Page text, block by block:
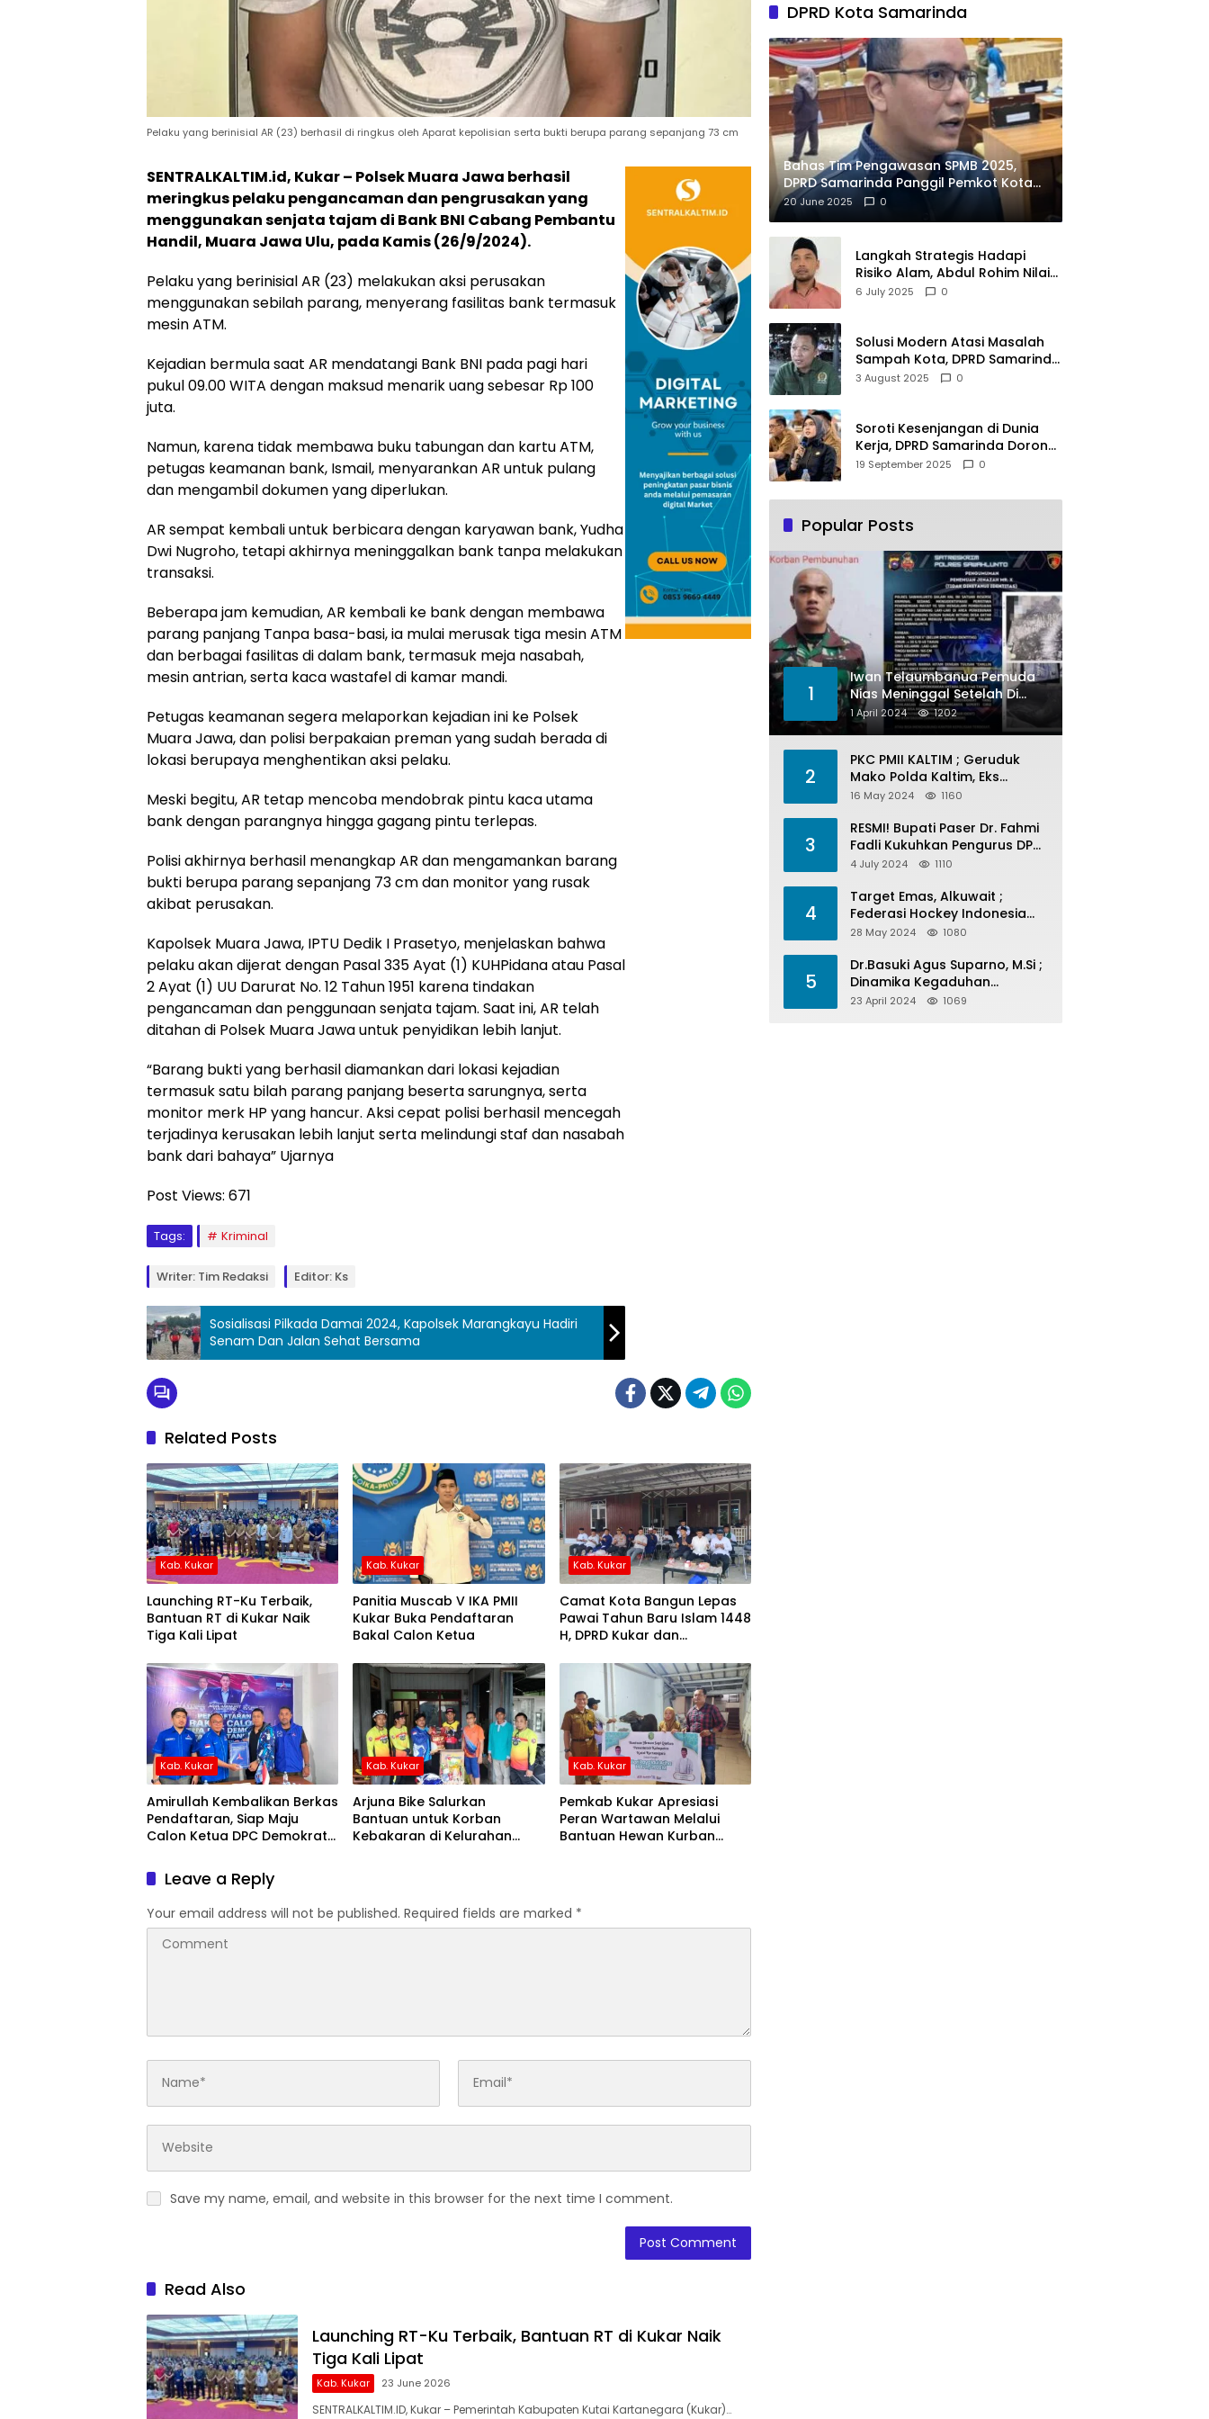
Pelaku yang berinisial AR (23) berhasil di ringkus oleh Aparat kepolisian serta bukti berupa parang sepanjang 73 cm
SENTRALKALTIM.id, Kukar – Polsek Muara Jawa berhasil
meringkus pelaku pengancaman dan pengrusakan yang
menggunakan senjata tajam di Bank BNI Cabang Pembantu
Handil, Muara Jawa Ulu, pada Kamis (26/9/2024).
Pelaku yang berinisial AR (23) melakukan aksi perusakan
menggunakan sebilah parang, menyerang fasilitas bank termasuk
mesin ATM.
Kejadian bermula saat AR mendatangi Bank BNI pada pagi hari
pukul 09.00 WITA dengan maksud menarik uang sebesar Rp 100
juta.
Namun, karena tidak membawa buku tabungan dan kartu ATM,
petugas keamanan bank, Ismail, menyarankan AR untuk pulang
dan mengambil dokumen yang diperlukan.
AR sempat kembali untuk berbicara dengan karyawan bank, Yudha
Dwi Nugroho, tetapi akhirnya meninggalkan bank tanpa melakukan
transaksi.
Beberapa jam kemudian, AR kembali ke bank dengan membawa
parang panjang Tanpa basa-basi, ia mulai merusak tiga mesin ATM
dan berbagai fasilitas di dalam bank, termasuk meja nasabah,
mesin antrian, serta kaca wastafel di kamar mandi.
Petugas keamanan segera melaporkan kejadian ini ke Polsek
Muara Jawa, dan polisi berpakaian preman yang sudah berada di
lokasi berupaya menghentikan aksi pelaku.
Meski begitu, AR tetap mencoba mendobrak pintu kaca utama
bank dengan parangnya hingga gagang pintu terlepas.
Polisi akhirnya berhasil menangkap AR dan mengamankan barang
bukti berupa parang sepanjang 73 cm dan monitor yang rusak
akibat perusakan.
Kapolsek Muara Jawa, IPTU Dedik I Prasetyo, menjelaskan bahwa
pelaku akan dijerat dengan Pasal 335 Ayat (1) KUHPidana atau Pasal
2 Ayat (1) UU Darurat No. 12 Tahun 1951 karena tindakan
pengancaman dan penggunaan senjata tajam. Saat ini, AR telah
ditahan di Polsek Muara Jawa untuk penyidikan lebih lanjut.
“Barang bukti yang berhasil diamankan dari lokasi kejadian
termasuk satu bilah parang panjang beserta sarungnya, serta
monitor merk HP yang hancur. Aksi cepat polisi berhasil mencegah
terjadinya kerusakan lebih lanjut serta melindungi staf dan nasabah
bank dari bahaya” Ujarnya
Post Views: 671
Tags: Kriminal
Writer: Tim Redaksi Editor: Ks
Sosialisasi Pilkada Damai 2024, Kapolsek Marangkayu Hadiri
Senam Dan Jalan Sehat Bersama
Related Posts
Kab. Kukar
Launching RT-Ku Terbaik,
Bantuan RT di Kukar Naik
Tiga Kali Lipat
Kab. Kukar
Panitia Muscab V IKA PMII
Kukar Buka Pendaftaran
Bakal Calon Ketua
Kab. Kukar
Camat Kota Bangun Lepas
Pawai Tahun Baru Islam 1448
H, DPRD Kukar dan
Kab. Kukar
Amirullah Kembalikan Berkas
Pendaftaran, Siap Maju
Calon Ketua DPC Demokrat
Kab. Kukar
Arjuna Bike Salurkan
Bantuan untuk Korban
Kebakaran di Kelurahan
Kab. Kukar
Pemkab Kukar Apresiasi
Peran Wartawan Melalui
Bantuan Hewan Kurban
Leave a Reply
Your email address will not be published. Required fields are marked *
Save my name, email, and website in this browser for the next time I comment.
Read Also
Launching RT-Ku Terbaik, Bantuan RT di Kukar Naik
Tiga Kali Lipat
Kab. Kukar 23 June 2026
SENTRALKALTIM.ID, Kukar – Pemerintah Kabupaten Kutai Kartanegara (Kukar)…
DPRD Kota Samarinda
Bahas Tim Pengawasan SPMB 2025,
DPRD Samarinda Panggil Pemkot Kota
Tepian
20 June 2025 0
Langkah Strategis Hadapi
Risiko Alam, Abdul Rohim Nilai
Samarinda Siap Jadi Pusat
6 July 2025 0
Solusi Modern Atasi Masalah
Sampah Kota, DPRD Samarinda
Dukung Penuh Proyek PLTSA
3 August 2025 0
Soroti Kesenjangan di Dunia
Kerja, DPRD Samarinda Dorong
Pemkot Gencarkan
19 September 2025 0
Popular Posts
1
Iwan Telaumbanua Pemuda
Nias Meninggal Setelah Di
Habisi Oknum TNI AL
1 April 2024 1202
2
PKC PMII KALTIM ; Geruduk
Mako Polda Kaltim, Eks
Lubang Tambang Banyak
16 May 2024 1160
3
RESMI! Bupati Paser Dr. Fahmi
Fadli Kukuhkan Pengurus DPP
LAP 2024-2029
4 July 2024 1110
4
Target Emas, Alkuwait ;
Federasi Hockey Indonesia
Kota Balikpapan Siap Menjadi
28 May 2024 1080
5
Dr.Basuki Agus Suparno, M.Si ;
Dinamika Kegaduhan
Komunikasi Politik Jelang
23 April 2024 1069